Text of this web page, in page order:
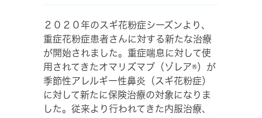
２０２０年のスギ花粉症シーズンより、
重症花粉症患者さんに対する新たな治療
が開始されました。重症喘息に対して使
用されてきたオマリズマブ（ゾレア®）が
季節性アレルギー性鼻炎（スギ花粉症）
に対して新たに保険治療の対象になりま
した。従来より行われてきた内服治療、